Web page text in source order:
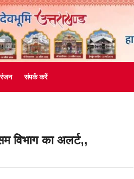
संपर्क करें
का अलर्ट,,